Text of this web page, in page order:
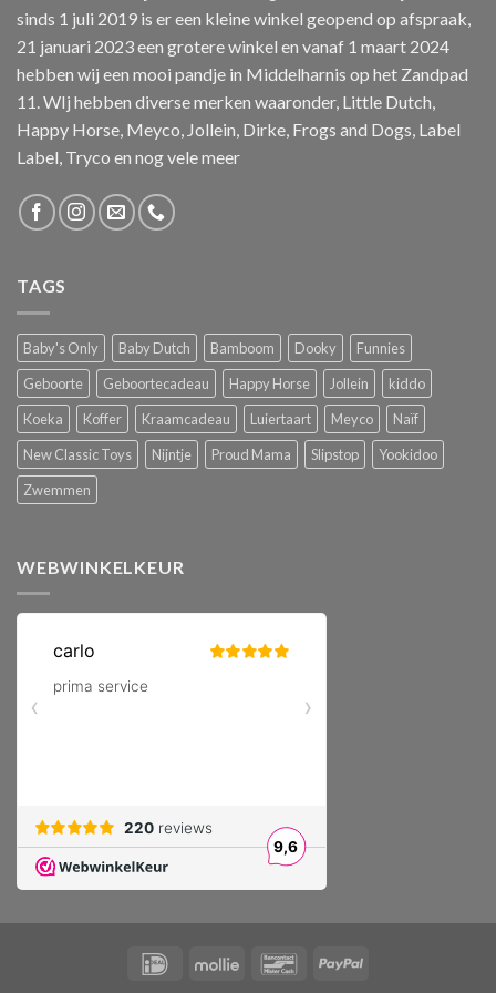
sinds 1 juli 2019 is er een kleine winkel geopend op afspraak,
21 januari 2023 een grotere winkel en vanaf 1 maart 2024
hebben wij een mooi pandje in Middelharnis op het Zandpad
11. WIj hebben diverse merken waaronder, Little Dutch,
Happy Horse, Meyco, Jollein, Dirke, Frogs and Dogs, Label
Label, Tryco en nog vele meer
TAGS
Baby's Only Baby Dutch Bamboom Dooky
Funnies
Geboorte
Geboortecadeau Happy Horse Jollein
kiddo
Koeka
Koffer Kraamcadeau Luiertaart Meyco
Naïf
New Classic Toys
Nijntje Proud Mama Slipstop
Yookidoo
Zwemmen
WEBWINKELKEUR